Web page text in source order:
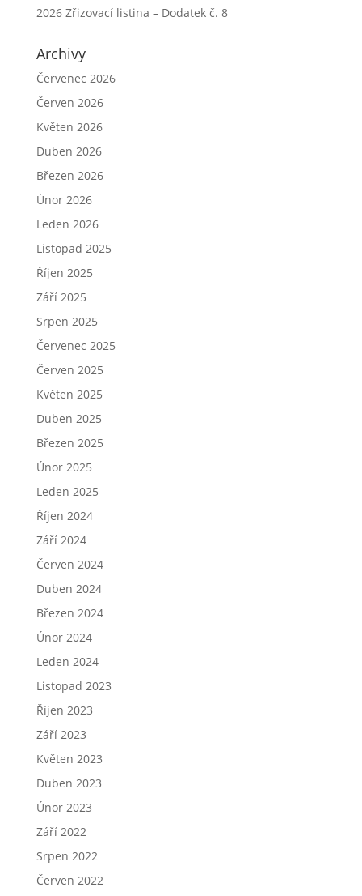
2026 Zřizovací listina – Dodatek č. 8
Archivy
Červenec 2026
Červen 2026
Květen 2026
Duben 2026
Březen 2026
Únor 2026
Leden 2026
Listopad 2025
Říjen 2025
Září 2025
Srpen 2025
Červenec 2025
Červen 2025
Květen 2025
Duben 2025
Březen 2025
Únor 2025
Leden 2025
Říjen 2024
Září 2024
Červen 2024
Duben 2024
Březen 2024
Únor 2024
Leden 2024
Listopad 2023
Říjen 2023
Září 2023
Květen 2023
Duben 2023
Únor 2023
Září 2022
Srpen 2022
Červen 2022